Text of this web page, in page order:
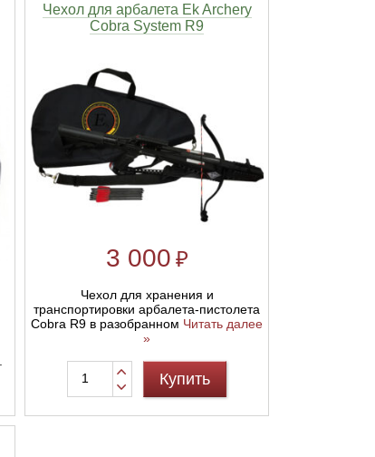
Чехол для арбалета Ek Archery
Cobra System R9
3 000 ₽
Чехол для хранения и
транспортировки арбалета-пистолета
Cobra R9 в разобранном Читать далее
»
Купить